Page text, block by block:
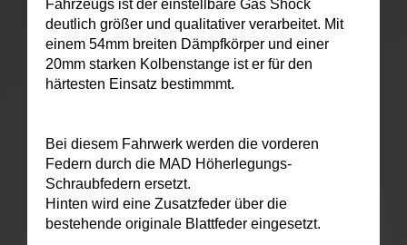
Fahrzeugs ist der einstellbare Gas Shock
deutlich größer und qualitativer verarbeitet. Mit
einem 54mm breiten Dämpfkörper und einer
20mm starken Kolbenstange ist er für den
härtesten Einsatz bestimmmt.
Bei diesem Fahrwerk werden die vorderen
Federn durch die MAD Höherlegungs-
Schraubfedern ersetzt.
Hinten wird eine Zusatzfeder über die
bestehende originale Blattfeder eingesetzt.